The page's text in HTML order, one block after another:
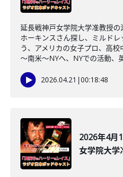
延長戦神戸女学院大学准教授の
ホーキンスさん探し、ミルド
う、アメリカの女子プロ、高
～南米～NYへ、NYでの活動、
2026.04.21 |00:18:48
2026年4月
女学院大学